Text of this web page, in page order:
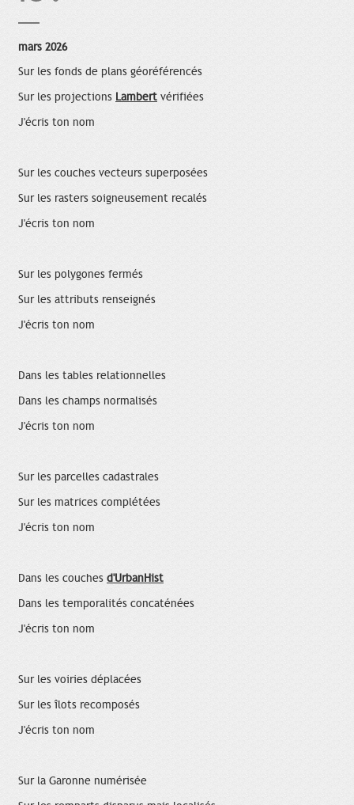
mars 2026
Sur les fonds de plans géoréférencés
Sur les projections Lambert vérifiées
J'écris ton nom
Sur les couches vecteurs superposées
Sur les rasters soigneusement recalés
J'écris ton nom
Sur les polygones fermés
Sur les attributs renseignés
J'écris ton nom
Dans les tables relationnelles
Dans les champs normalisés
J'écris ton nom
Sur les parcelles cadastrales
Sur les matrices complétées
J'écris ton nom
Dans les couches d'UrbanHist
Dans les temporalités concaténées
J'écris ton nom
Sur les voiries déplacées
Sur les îlots recomposés
J'écris ton nom
Sur la Garonne numérisée